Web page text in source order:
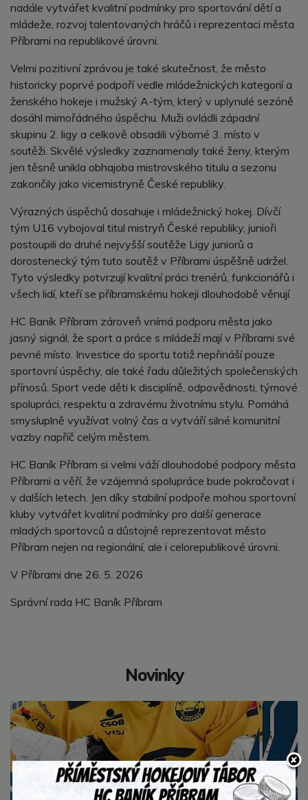
nadále vytvářet kvalitní podmínky pro sportování dětí a
mládeže, rozvoj talentovaných hráčů i reprezentaci města
Příbrami na republikové úrovni.
Velmi pozitivní zprávou je také skutečnost, že město
historicky poprvé podpoří vedle mládežnických kategorií a
ženského hokeje i mužský A-tým, který v uplynulé sezóně
dosáhl mimořádného úspěchu. Muži ovládli západní
skupinu 2. ligy a celkově obsadili výborné 3. místo v
soutěži. Skvělé výsledky zaznamenaly také ženy, kterým
jen těsně unikla obhajoba mistrovského titulu a sezonu
zakončily jako vicemistryně České republiky.
Výrazných úspěchů dosahuje i mládežnický hokej. Dívčí
tým U16 vybojoval titul mistryň České republiky, junioři
postoupili do druhé nejvyšší soutěže Ligy juniorů a
dorostenecký tým tuto soutěž v Příbrami úspěšně udržel.
Tyto výsledky potvrzují kvalitní práci trenérů, funkcionářů i
všech lidí, kteří se příbramskému hokeji dlouhodobě věnují.
HC Baník Příbram zároveň vnímá podporu města jako
jasný signál, že sport a práce s mládeží mají v Příbrami své
pevné místo. Investice do sportu totiž nepřináší pouze
sportovní úspěchy, ale také řadu důležitých společenských
přínosů. Sport vede děti k disciplíně, odpovědnosti, týmové
spolupráci, respektu a zdravému životnímu stylu. Pomáhá
smysluplně využívat volný čas a vytváří silné komunitní
vazby napříč celým městem.
HC Baník Příbram si velmi váží dlouhodobé podpory města
Příbrami a věří, že vzájemná spolupráce bude pokračovat i
v dalších letech. Jen díky stabilní podpoře mohou sportovní
kluby vytvářet kvalitní podmínky pro další generace
mladých sportovců a důstojně reprezentovat město
Příbram nejen na regionální, ale i celorepublikové úrovni.
V Příbrami dne 26. 5. 2026
Správní rada HC Baník Příbram
Novinky